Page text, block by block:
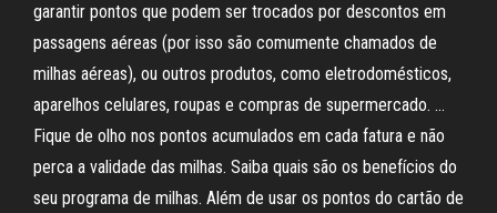
garantir pontos que podem ser trocados por descontos em
passagens aéreas (por isso são comumente chamados de
milhas aéreas), ou outros produtos, como eletrodomésticos,
aparelhos celulares, roupas e compras de supermercado. …
Fique de olho nos pontos acumulados em cada fatura e não
perca a validade das milhas. Saiba quais são os benefícios do
seu programa de milhas. Além de usar os pontos do cartão de